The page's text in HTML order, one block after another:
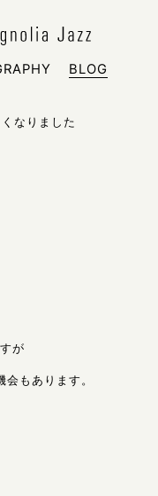
BLOG
なりました
が
もあります。